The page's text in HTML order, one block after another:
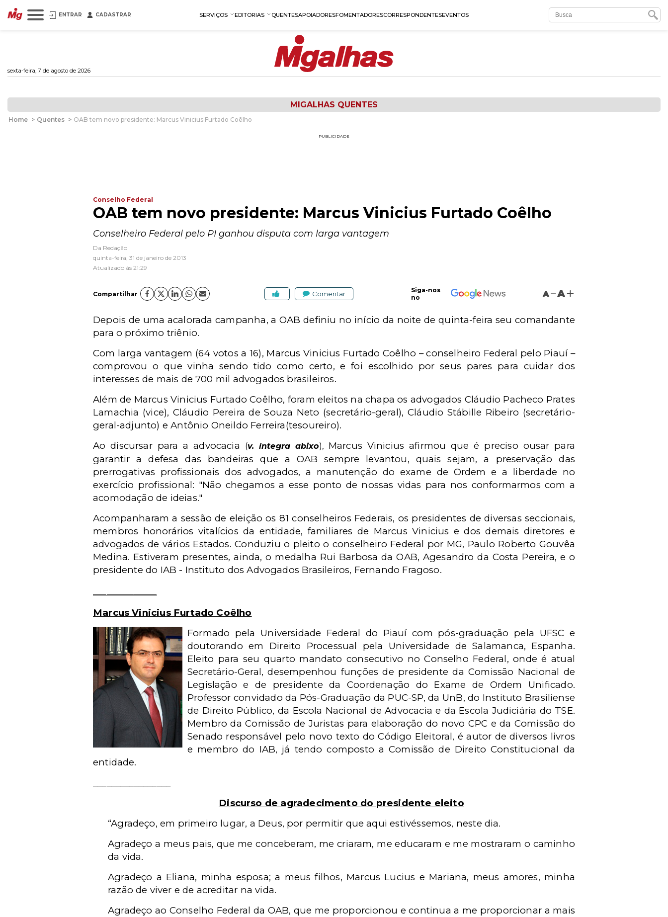
ENTRAR CADASTRAR SERVIÇOS EDITORIAS QUENTESAPOIADORESFOMENTADORESCORRESPONDENTESEVENTOS
sexta-feira, 7 de agosto de 2026
MIGALHAS QUENTES
Home > Quentes > OAB tem novo presidente: Marcus Vinicius Furtado Coêlho
PUBLICIDADE
Conselho Federal
OAB tem novo presidente: Marcus Vinicius Furtado Coêlho
Conselheiro Federal pelo PI ganhou disputa com larga vantagem
Da Redação
quinta-feira, 31 de janeiro de 2013
Atualizado às 21:29
Compartilhar Comentar
Siga-nos
no
A A
Depois de uma acalorada campanha, a OAB definiu no início da noite de quinta-feira seu comandante
para o próximo triênio.
Com larga vantagem (64 votos a 16), Marcus Vinicius Furtado Coêlho – conselheiro Federal pelo Piauí –
comprovou o que vinha sendo tido como certo, e foi escolhido por seus pares para cuidar dos
interesses de mais de 700 mil advogados brasileiros.
Além de Marcus Vinicius Furtado Coêlho, foram eleitos na chapa os advogados Cláudio Pacheco Prates
Lamachia (vice), Cláudio Pereira de Souza Neto (secretário-geral), Cláudio Stábille Ribeiro (secretário-
geral-adjunto) e Antônio Oneildo Ferreira(tesoureiro).
Ao discursar para a advocacia
(v. íntegra abixo),Marcus Vinicius afirmou que é preciso ousar para
garantir a defesa das bandeiras que a OAB sempre levantou, quais sejam, a preservação das
prerrogativas profissionais dos advogados, a manutenção do exame de Ordem e a liberdade no
exercício profissional: "Não chegamos a esse ponto de nossas vidas para nos conformarmos com a
acomodação de ideias."
Acompanharam a sessão de eleição os 81 conselheiros Federais, os presidentes de diversas seccionais,
membros honorários vitalícios da entidade, familiares de Marcus Vinicius e dos demais diretores e
advogados de vários Estados. Conduziu o pleito o conselheiro Federal por MG, Paulo Roberto Gouvêa
Medina. Estiveram presentes, ainda, o medalha Rui Barbosa da OAB, Agesandro da Costa Pereira, e o
presidente do IAB - Instituto dos Advogados Brasileiros, Fernando Fragoso.
Marcus Vinicius Furtado Coêlho
Formado pela Universidade Federal do Piauí com pós-graduação pela UFSC e
doutorando em Direito Processual pela Universidade de Salamanca, Espanha.
Eleito para seu quarto mandato consecutivo no Conselho Federal, onde é atual
Secretário-Geral, desempenhou funções de presidente da Comissão Nacional de
Legislação e de presidente da Coordenação do Exame de Ordem Unificado.
Professor convidado da Pós-Graduação da PUC-SP, da UnB, do Instituto Brasiliense
de Direito Público, da Escola Nacional de Advocacia e da Escola Judiciária do TSE.
Membro da Comissão de Juristas para elaboração do novo CPC e da Comissão do
Senado responsável pelo novo texto do Código Eleitoral, é autor de diversos livros
e membro do IAB, já tendo composto a Comissão de Direito Constitucional da
entidade.
Discurso de agradecimento do presidente eleito
“Agradeço, em primeiro lugar, a Deus, por permitir que aqui estivéssemos, neste dia.
Agradeço a meus pais, que me conceberam, me criaram, me educaram e me mostraram o caminho
da vida.
Agradeço a Eliana, minha esposa; a meus filhos, Marcus Lucius e Mariana, meus amores, minha
razão de viver e de acreditar na vida.
Agradeço ao Conselho Federal da OAB, que me proporcionou e continua a me proporcionar a mais